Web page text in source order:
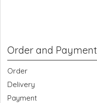
Order and Payment
Order
Delivery
Payment